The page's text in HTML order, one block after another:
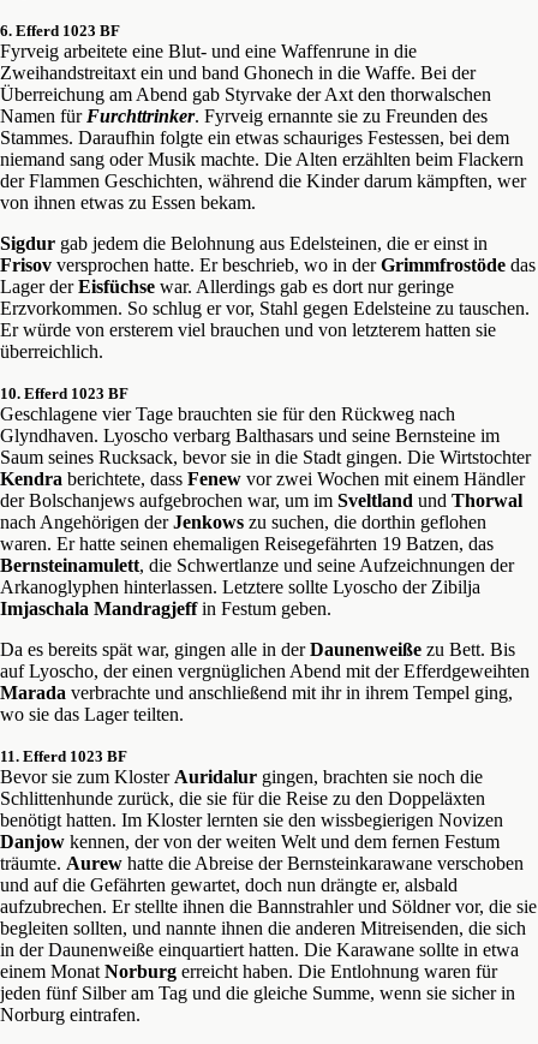
6. Efferd 1023 BF
Fyrveig arbeitete eine Blut- und eine Waffenrune in die
Zweihandstreitaxt ein und band Ghonech in die Waffe. Bei der
Überreichung am Abend gab Styrvake der Axt den thorwalschen
Namen für Furchttrinker. Fyrveig ernannte sie zu Freunden des
Stammes. Daraufhin folgte ein etwas schauriges Festessen, bei dem
niemand sang oder Musik machte. Die Alten erzählten beim Flackern
der Flammen Geschichten, während die Kinder darum kämpften, wer
von ihnen etwas zu Essen bekam.
Sigdur gab jedem die Belohnung aus Edelsteinen, die er einst in
Frisov versprochen hatte. Er beschrieb, wo in derGrimmfrostöde das
Lager derEisfüchse war. Allerdings gab es dort nur geringe
Erzvorkommen. So schlug er vor, Stahl gegen Edelsteine zu tauschen.
Er würde von ersterem viel brauchen und von letzterem hatten sie
überreichlich.
10. Efferd 1023 BF
Geschlagene vier Tage brauchten sie für den Rückweg nach
Glyndhaven. Lyoscho verbarg Balthasars und seine Bernsteine im
Saum seines Rucksack, bevor sie in die Stadt gingen. Die Wirtstochter
Kendra berichtete, dass Fenew vor zwei Wochen mit einem Händler
der Bolschanjews aufgebrochen war, um im Sveltland und Thorwal
nach Angehörigen derJenkows zu suchen, die dorthin geflohen
waren. Er hatte seinen ehemaligen Reisegefährten 19 Batzen, das
Bernsteinamulett, die Schwertlanze und seine Aufzeichnungen der
Arkanoglyphen hinterlassen. Letztere sollte Lyoscho der Zibilja
Imjaschala Mandragjeffin Festum geben.
Da es bereits spät war, gingen alle in derDaunenweiße zu Bett. Bis
auf Lyoscho, der einen vergnüglichen Abend mit der Efferdgeweihten
Marada verbrachte und anschließend mit ihr in ihrem Tempel ging,
wo sie das Lager teilten.
11. Efferd 1023 BF
Bevor sie zum Kloster Auridalur gingen, brachten sie noch die
Schlittenhunde zurück, die sie für die Reise zu den Doppeläxten
benötigt hatten. Im Kloster lernten sie den wissbegierigen Novizen
Danjow kennen, der von der weiten Welt und dem fernen Festum
träumte. Aurew hatte die Abreise der Bernsteinkarawane verschoben
und auf die Gefährten gewartet, doch nun drängte er, alsbald
aufzubrechen. Er stellte ihnen die Bannstrahler und Söldner vor, die sie
begleiten sollten, und nannte ihnen die anderen Mitreisenden, die sich
in der Daunenweiße einquartiert hatten. Die Karawane sollte in etwa
einem Monat Norburg erreicht haben. Die Entlohnung waren für
jeden fünf Silber am Tag und die gleiche Summe, wenn sie sicher in
Norburg eintrafen.